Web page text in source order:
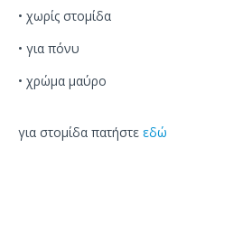
• χωρίς στομίδα
• για πόνυ
• χρώμα μαύρο
για στομίδα πατήστε εδώ